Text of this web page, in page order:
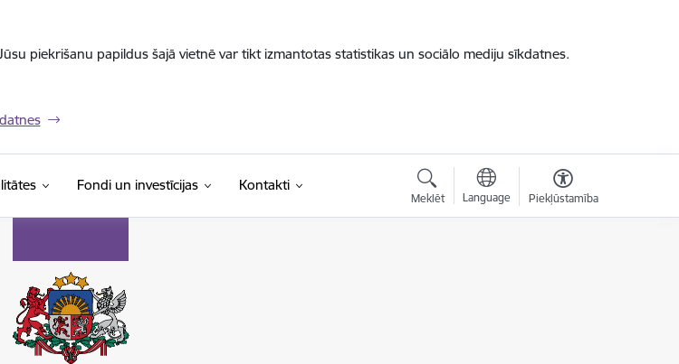
piekrišanu papildus šajā vietnē var tikt izmantotas statistikas un sociālo mediju sīkdatnes.
Fondi un investīcijas Kontakti
Meklēt Language Piekļūstamība